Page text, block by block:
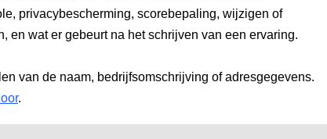
privacybescherming, scorebepaling, wijzigen of
en wat er gebeurt na het schrijven van een ervaring.
van de naam, bedrijfsomschrijving of adresgegevens.
.